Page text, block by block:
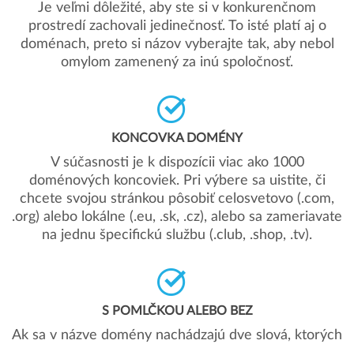
Je veľmi dôležité, aby ste si v konkurenčnom
prostredí zachovali jedinečnosť. To isté platí aj o
doménach, preto si názov vyberajte tak, aby nebol
omylom zamenený za inú spoločnosť.
KONCOVKA DOMÉNY
V súčasnosti je k dispozícii viac ako 1000
doménových koncoviek. Pri výbere sa uistite, či
chcete svojou stránkou pôsobiť celosvetovo (.com,
.org) alebo lokálne (.eu, .sk, .cz), alebo sa zameriavate
na jednu špecifickú službu (.club, .shop, .tv).
S POMLČKOU ALEBO BEZ
Ak sa v názve domény nachádzajú dve slová, ktorých